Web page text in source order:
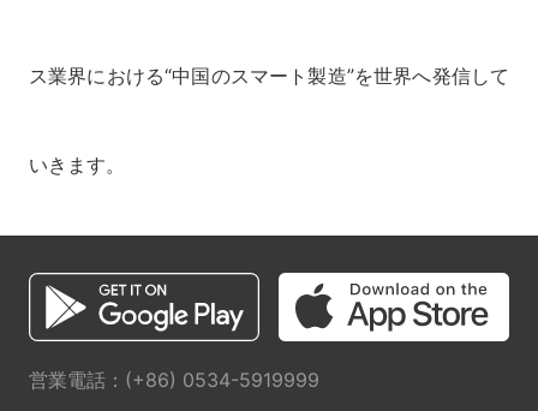
ス業界における“中国のスマート製造”を世界へ発信して
いきます。
営業電話：(+86) 0534-5919999